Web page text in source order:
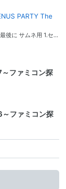
PARTY The
後に サムネ用 1.セ…
ファミコン探
ファミコン探